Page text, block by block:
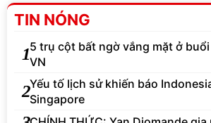
TIN NÓNG
15 trụ cột bất ngờ vắng mặt ở
VN
2Yếu tố lịch sử khiến báo
Singapore